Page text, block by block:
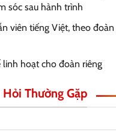
sóc sau hành trình
viên tiếng Việt, theo
linh hoạt cho đoàn riêng
Hỏi Thường Gặp